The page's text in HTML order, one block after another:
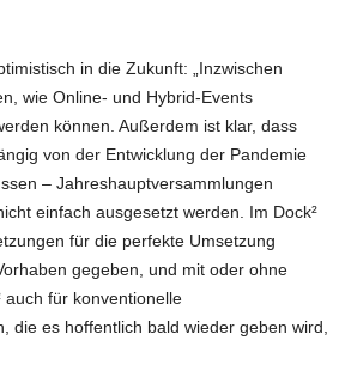
in die Zukunft: „Inzwischen
wie Online- und Hybrid-Events
können. Außerdem ist klar, dass
von der Entwicklung der Pandemie
– Jahreshauptversammlungen
einfach ausgesetzt werden. Im Dock²
für die perfekte Umsetzung
gegeben, und mit oder ohne
auch für konventionelle
die es hoffentlich bald wieder geben wird,